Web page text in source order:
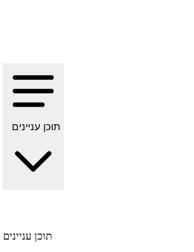
תוכן עניינים
תוכן עניינים